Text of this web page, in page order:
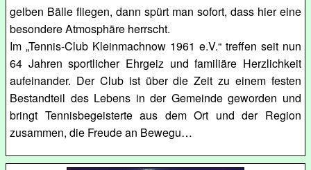
gelben Bälle fliegen, dann spürt man sofort, dass hier eine
besondere Atmosphäre herrscht.
Im „Tennis-Club Kleinmachnow 1961 e.V.“ treffen seit nun
64 Jahren sportlicher Ehrgeiz und familiäre Herzlichkeit
aufeinander. Der Club ist über die Zeit zu einem festen
Bestandteil des Lebens in der Gemeinde geworden und
bringt Tennisbegeisterte aus dem Ort und der Region
zusammen, die Freude an Bewegu…